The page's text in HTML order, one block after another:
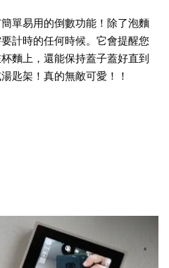
單易用的倒數功能！除了泡麵
計時的任何時候。它會提醒您
麵上，還能保持蓋子蓋好直到
匙架！真的無敵可愛！！